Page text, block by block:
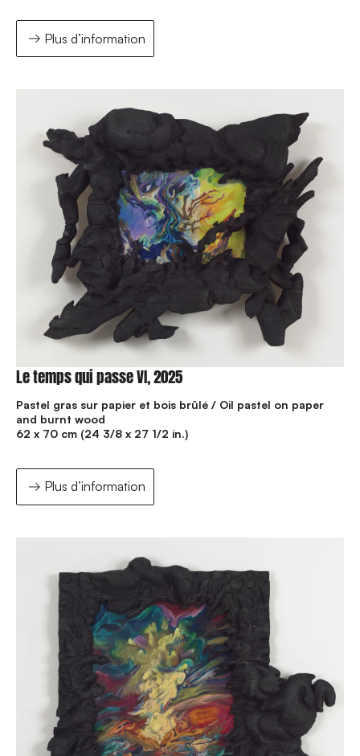
Plus d’information
Le temps qui passe VI, 2025
Pastel gras sur papier et bois brûlé / Oil pastel on paper
and burnt wood
62 x 70 cm (24 3/8 x 27 1/2 in.)
Plus d’information